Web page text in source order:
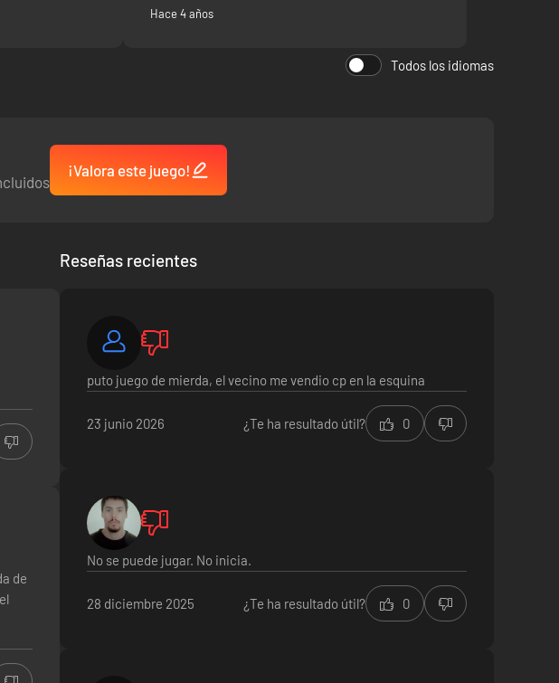
Hace 4 años
Todos los idiomas
¡Valora este juego!
de
Reseñas recientes
puto juego de mierda, el vecino me vendio cp en la esquina
23 junio 2026 ¿Te ha resultado útil? 0
No se puede jugar. No inicia.
28 diciembre 2025 ¿Te ha resultado útil? 0